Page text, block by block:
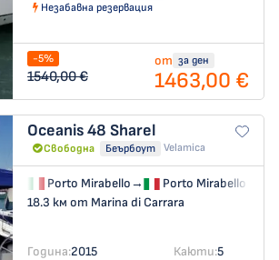
Незабавна резервация
-5%
1540,00 €
от за ден
1463,00 €
Oceanis 48 Sharel
Свободна Беърбоут Velamica
Porto Mirabello→
Porto Mirabello
18.3 км от Marina di Carrara
Година:2015 Каюти:5